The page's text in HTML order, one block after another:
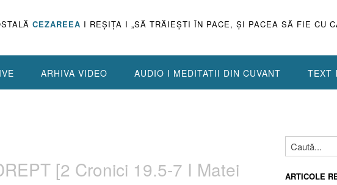
CEZAREEA I REŞIŢA I „SĂ TRĂIEŞTI ÎN PACE, ŞI PACEA SĂ FIE CU
ARHIVA VIDEO AUDIO I MEDITATII DIN CUVANT TEXT
[2 Cronici 19.5-7 I Matei ARTICOLE